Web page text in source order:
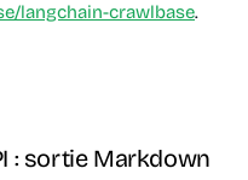
langchain-crawlbase.
: sortie Markdown